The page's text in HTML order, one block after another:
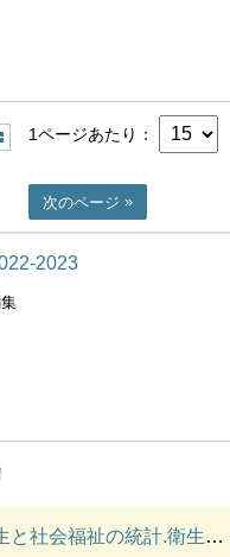
1ページあたり
次のページ
2023
動向.社会福祉の動向.保険と年金の動向.福祉と国民生活の動向.国民の福祉の動向.国民の生活と福祉の動向.少子化に関連する統計集